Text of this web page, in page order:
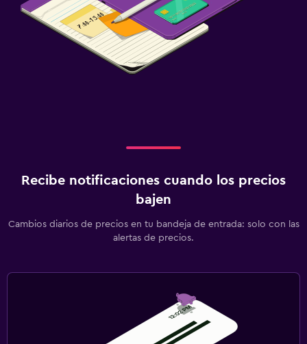
Recibe notificaciones cuando los precios
bajen
Cambios diarios de precios en tu bandeja de entrada: solo con las
alertas de precios.